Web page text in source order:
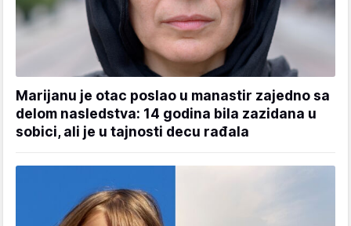
Marijanu je otac poslao u manastir zajedno sa
delom nasledstva: 14 godina bila zazidana u
sobici, ali je u tajnosti decu rađala